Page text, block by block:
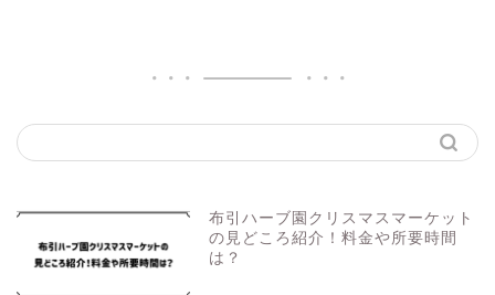
布引ハーブ園クリスマスマーケット
の見どころ紹介！料金や所要時間
は？